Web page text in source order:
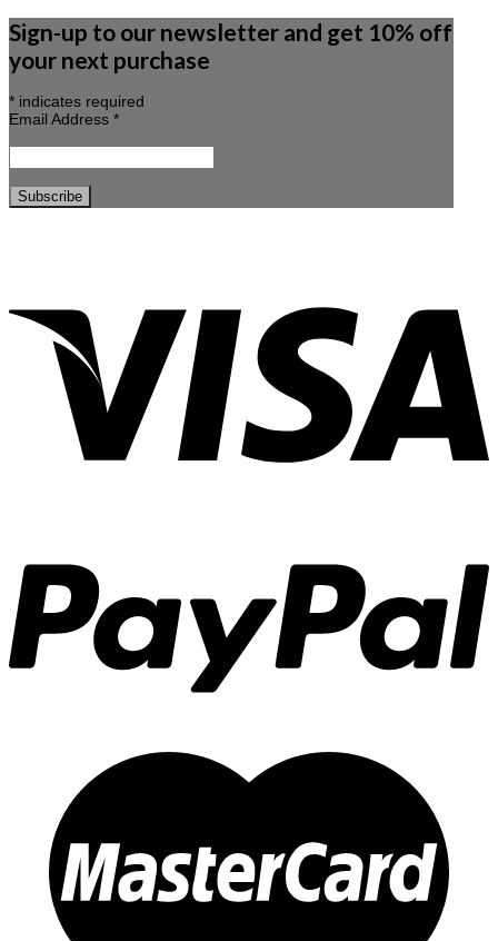
Sign-up to our newsletter and get 10% off
your next purchase
* indicates required
Email Address *